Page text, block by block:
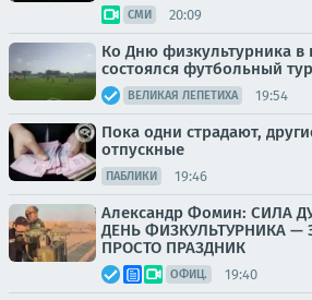
СМИ 20:09
Ко Дню физкультурника в
состоялся футбольный
ВЕЛИКАЯ ЛЕПЕТИХА 19:54
Пока одни страдают,
отпускные
ПАБЛИКИ 19:46
Александр Фомин: СИЛА
ДЕНЬ ФИЗКУЛЬТУРНИКА —
ПРОСТО ПРАЗДНИК
ОФИЦ. 19:40